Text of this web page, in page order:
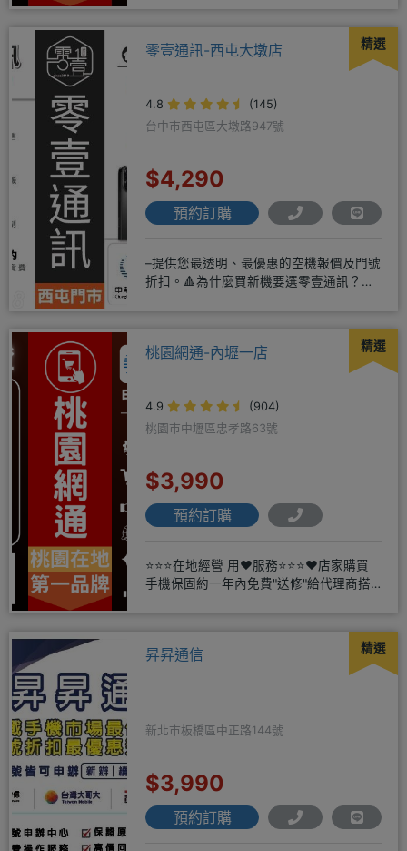
精選
零壹通訊-西屯大墩店
4.8
(145)
台中市西屯區大墩路947號
$4,290
預約訂購
–提供您最透明、最優惠的空機報價及門號
折扣。🔺為什麼買新機要選零壹通訊？
精選
桃園網通-內壢一店
4.9
(904)
桃園市中壢區忠孝路63號
$3,990
預約訂購
⭐⭐⭐在地經營 用❤️服務⭐⭐⭐❤️店家購買
手機保固約一年內免費"送修"給代理商搭
精選
昇昇通信
新北市板橋區中正路144號
$3,990
預約訂購